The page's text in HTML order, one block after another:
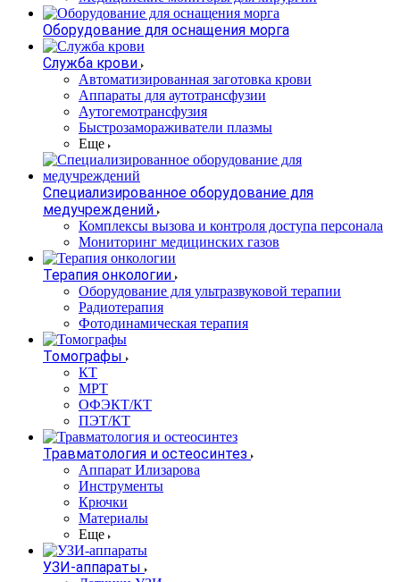
Оборудование для оснащения морга
Служба крови
Автоматизированная заготовка крови
Аппараты для аутотрансфузии
Аутогемотрансфузия
Быстрозамораживатели плазмы
Еще
Специализированное оборудование для
медучреждений
Комплексы вызова и контроля доступа персонала
Мониторинг медицинских газов
Терапия онкологии
Оборудование для ультразвуковой терапии
Радиотерапия
Фотодинамическая терапия
Томографы
КТ
МРТ
ОФЭКТ/КТ
ПЭТ/КТ
Травматология и остеосинтез
Аппарат Илизарова
Инструменты
Крючки
Материалы
Еще
УЗИ-аппараты